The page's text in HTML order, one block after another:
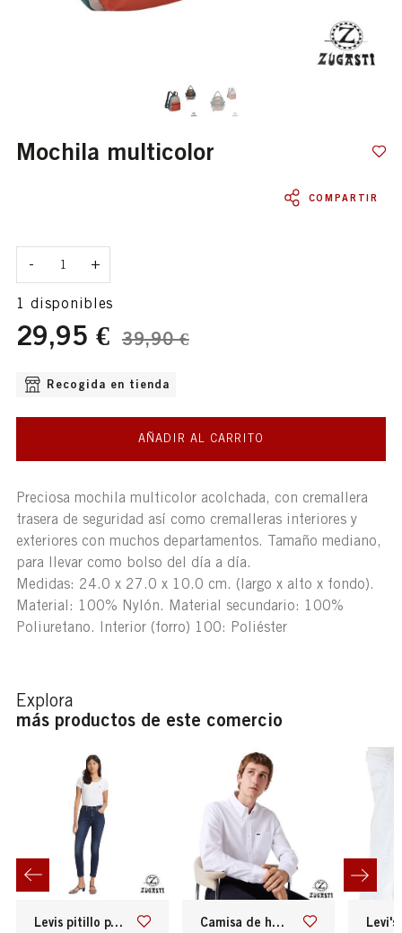
mochila multicolor
COMPARTIR
- +
1 disponibles
29,95 € 39,90 €
OPCIONES DE ENVÍO DISPONIBLE
Recogida en tienda
AÑADIR AL CARRITO
Preciosa mochila multicolor acolchada, con cremallera
trasera de seguridad así como cremalleras interiores y
exteriores con muchos departamentos. Tamaño mediano,
para llevar como bolso del día a día.
Medidas: 24.0 x 27.0 x 10.0 cm. (largo x alto x fondo).
Material: 100% Nylón. Material secundario: 100%
Poliuretano. Interior (forro) 100: Poliéster
Explora
más productos de este comercio
levis pitillo para chica camisa de hombre regular fit en algodón oxford levi's® men's